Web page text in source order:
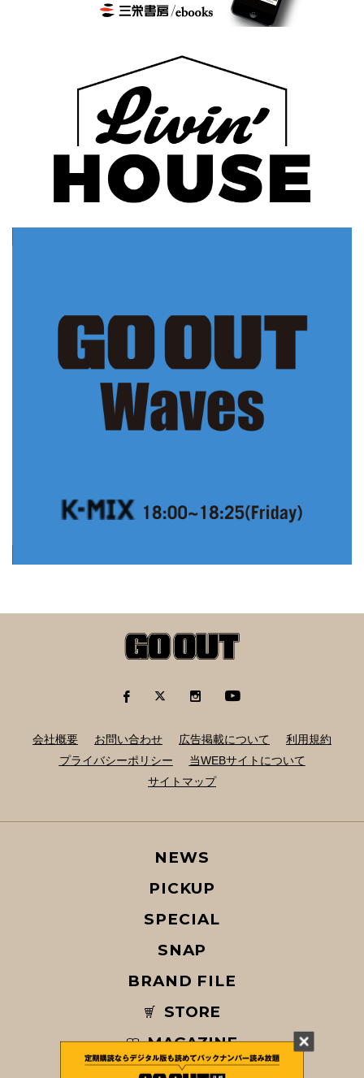
会社概要 お問い合わせ 広告掲載について
利用規約
プライバシーポリシー
当WEBサイトについて
サイトマップ
NEWS
PICKUP
SPECIAL
SNAP
BRAND FILE
STORE
MAGAZINE